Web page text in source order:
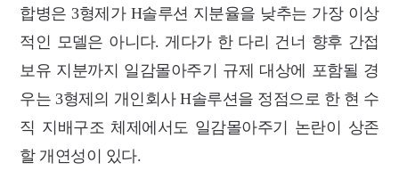
합병은 3형제가 H솔루션 지분율을 낮추는 가장 이상
적인 모델은 아니다. 게다가 한 다리 건너 향후 간접
보유 지분까지 일감몰아주기 규제 대상에 포함될 경
우는 3형제의 개인회사 H솔루션을 정점으로 한 현 수
직 지배구조 체제에서도 일감몰아주기 논란이 상존
할 개연성이 있다.